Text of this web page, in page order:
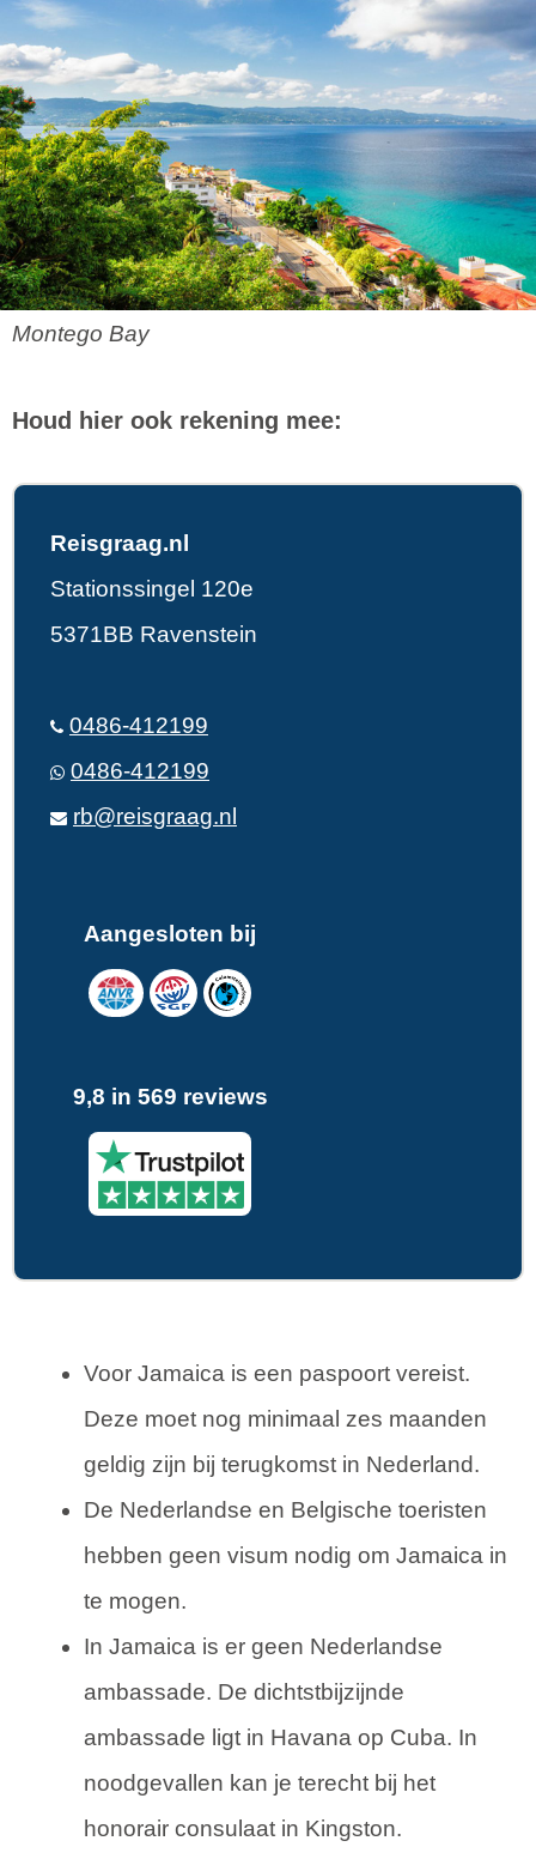
Montego Bay
Houd hier ook rekening mee:
Reisgraag.nl
Stationssingel 120e
5371BB Ravenstein
0486-412199
0486-412199
rb@reisgraag.nl
Aangesloten bij
9,8 in 569 reviews
Voor Jamaica is een paspoort vereist.
Deze moet nog minimaal zes maanden
geldig zijn bij terugkomst in Nederland.
De Nederlandse en Belgische toeristen
hebben geen visum nodig om Jamaica in
te mogen.
In Jamaica is er geen Nederlandse
ambassade. De dichtstbijzijnde
ambassade ligt in Havana op Cuba. In
noodgevallen kan je terecht bij het
honorair consulaat in Kingston.